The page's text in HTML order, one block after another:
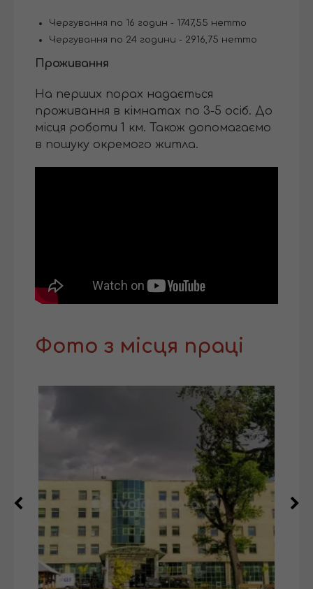
Чергування по 16 годин - 1747,55 нетто
Чергування по 24 години - 2916,75 нетто
Проживання
На перших порах надається
проживання в кімнатах по 3-5 осіб. До
місця роботи 1 км. Також допомагаємо
в пошуку окремого житла.
Фото з місця праці